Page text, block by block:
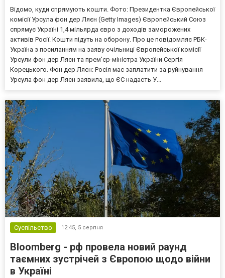
Відомо, куди спрямують кошти. Фото: Президентка Європейської
комісії Урсула фон дер Ляєн (Getty Images) Європейський Союз
спрямує Україні 1,4 мільярда євро з доходів заморожених
активів Росії. Кошти підуть на оборону. Про це повідомляє РБК-
Україна з посиланням на заяву очільниці Європейської комісії
Урсули фон дер Ляєн та прем'єр-міністра України Сергія
Корецького. Фон дер Ляєн: Росія має заплатити за руйнування
Урсула фон дер Ляєн заявила, що ЄС надасть У...
Суспільство 12:45, 5 серпня
Bloomberg - рф провела новий раунд
таємних зустрічей з Європою щодо війни
в Україні